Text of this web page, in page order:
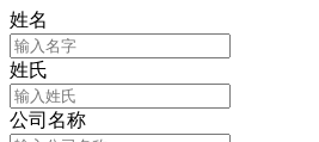
姓名
姓氏
公司名称